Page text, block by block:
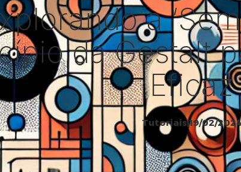
a
da Gestalt
Eficaz
Tutoriais|19/02/2024